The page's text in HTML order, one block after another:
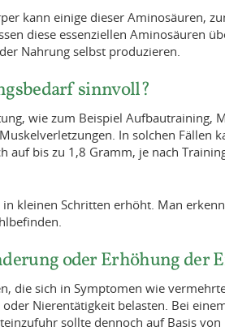
kann einige dieser Aminosäuren,
diese essenziellen Aminosäuren
Nahrung selbst produzieren.
sinnvoll?
wie zum Beispiel Aufbautraining,
In solchen Fällen
auf bis zu 1,8 Gramm, je nach
kleinen Schritten erhöht. Man
oder Erhöhung der
die sich in Symptomen wie
Nierentätigkeit belasten. Bei
sollte dennoch auf Basis